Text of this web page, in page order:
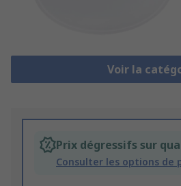
Voir la
Prix dégressifs sur
Consulter les options de